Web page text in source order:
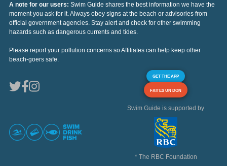
A note for our users: Swim Guide shares the best information we have the
moment you ask for it. Always obey signs at the beach or advisories from
official government agencies. Stay alert and check for other swimming
hazards such as dangerous currents and tides.
Please report your pollution concerns so Affiliates can help keep other
beach-goers safe.
GET THE APP
FAITES UN DON
Swim Guide is supported by
* The RBC Foundation